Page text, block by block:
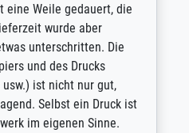
Weile gedauert, die
wurde aber
unterschritten. Die
und des Drucks
ist nicht nur gut,
Selbst ein Druck ist
im eigenen Sinne.